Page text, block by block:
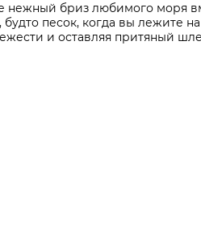
нежный бриз любимого моря
песок, когда вы лежите
и оставляя притяный